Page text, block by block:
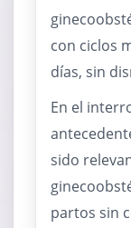
con ciclos
días, sin
En el
sido
partos sin